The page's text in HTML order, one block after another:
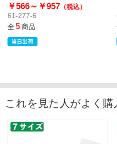
￥566～ ￥957 （税込）
61-277-6
全5商品
これを見た人がよく